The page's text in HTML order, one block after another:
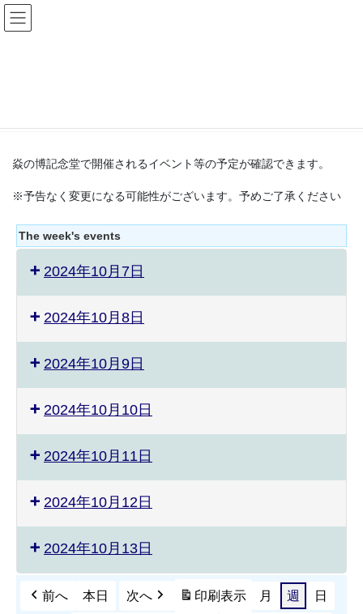
コ
ン
キ
ナ
ビ
に
焱の博記念堂で開催されるイベント等の予定が確認できます。
※予告なく変更になる可能性がございます。予めご了承ください
The week's events
2024年10月7日
2024年10月8日
2024年10月9日
2024年10月10日
2024年10月11日
2024年10月12日
2024年10月13日
前へ 本日 次へ 印刷表示 月 週 日